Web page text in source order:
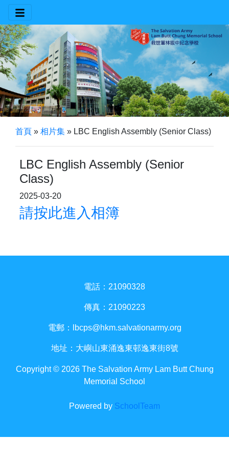
首頁 » 相片集 » LBC English Assembly (Senior Class)
LBC English Assembly (Senior
Class)
2025-03-20
請按此進入相簿
電話：21090328
傳真：21090223
電郵： lbcps@hkm.salvationarmy.org
地址：大嶼山東涌逸東邨逸東街8號
Copyright © 2026 The Salvation Army Lam Butt Chung
Memorial School
Powered by SchoolTeam